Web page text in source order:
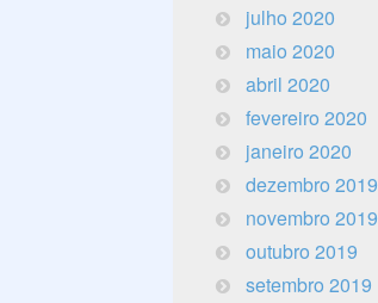
julho 2020
maio 2020
abril 2020
fevereiro 2020
janeiro 2020
dezembro 2019
novembro 2019
outubro 2019
setembro 2019